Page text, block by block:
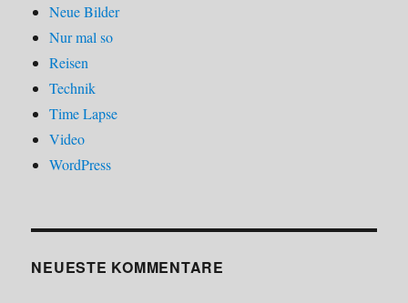
Neue Bilder
Nur mal so
Reisen
Technik
Time Lapse
Video
WordPress
NEUESTE KOMMENTARE